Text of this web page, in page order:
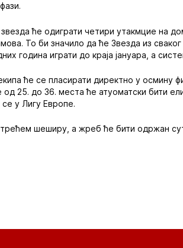
ће одиграти четири утакмцие на
То би значило да ће Звезда из
година играти до краја јануара, а
ће се пласирати директно у осмину
од 25. до 36. места ће атуоматски бити
у Лигу Европе.
трећем шеширу, а жреб ће бити одржан